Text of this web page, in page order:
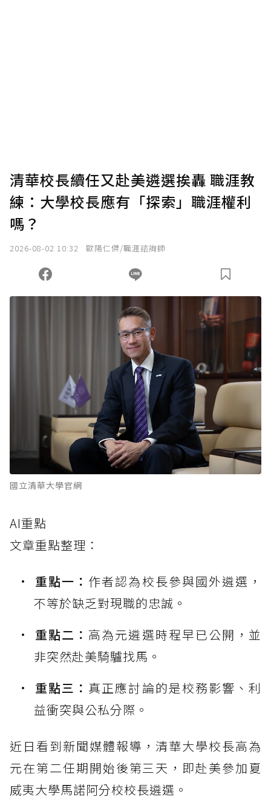
確認送出
您當前剩餘 U 利點數：0點；前往 購買點數
清華校長續任又赴美遴選挨轟 職涯教
練：大學校長應有「探索」職涯權利
嗎？
2026-08-02 10:32 歐陽仁傑/職涯諮詢師
國立清華大學官網
AI重點
文章重點整理：
重點一： 作者認為校長參與國外遴選，
不等於缺乏對現職的忠誠。
重點二： 高為元遴選時程早已公開，並
非突然赴美騎驢找馬。
重點三： 真正應討論的是校務影響、利
益衝突與公私分際。
近日看到新聞媒體報導，清華大學校長高為
元在第二任期開始後第三天，即赴美參加夏
威夷大學馬諾阿分校校長遴選。